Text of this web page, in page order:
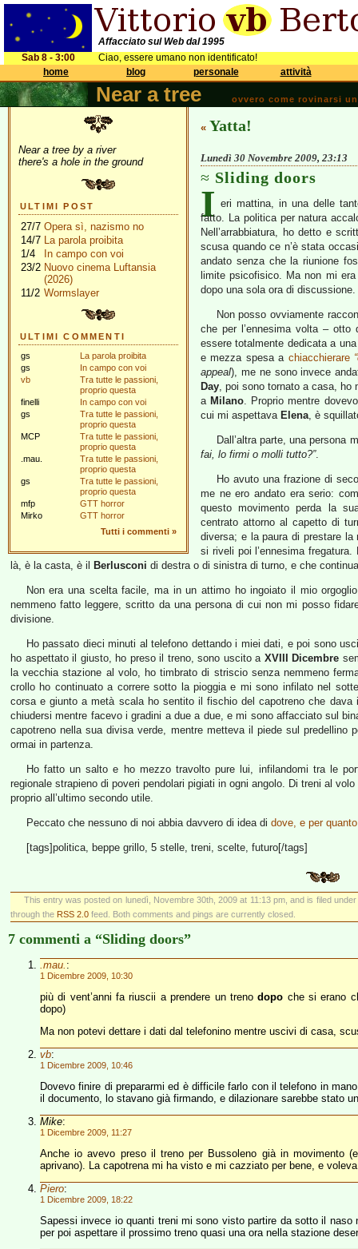
Affacciato sul Web dal 1995
Sab 8 - 3:00
Ciao, essere umano non identificato!
home
blog personale attività
Near a tree ovvero come rovinarsi
Near a tree by a river
there's a hole in the ground
ULTIMI POST
27/7 Opera sì, nazismo no
14/7 La parola proibita
1/4
In campo con voi
23/2 Nuovo cinema Luftansia
(2026)
11/2 Wormslayer
ULTIMI COMMENTI
gs
La parola proibita
gs
In campo con voi
vb
Tra tutte le passioni,
proprio questa
finelli
In campo con voi
gs
Tra tutte le passioni,
proprio questa
MCP
Tra tutte le passioni,
proprio questa
.mau.
Tra tutte le passioni,
proprio questa
gs
Tra tutte le passioni,
proprio questa
mfp
GTT horror
Mirko
GTT horror
Tutti i commenti »
« Yatta!
Lunedì 30 Novembre 2009, 23:13
Sliding doors
I eri mattina, in una delle
fatto. La politica per natura
Nell’arrabbiatura, ho detto e
scusa quando ce n’è stata
andato senza che la riunione
limite psicofisico. Ma non mi
dopo una sola ora di discussione.
Non posso ovviamente
che per l’ennesima volta –
essere totalmente dedicata a
e mezza spesa a chiacchierare
appeal), me ne sono invece
Day, poi sono tornato a casa, ho
a Milano. Proprio mentre
cui mi aspettava Elena, è
Dall’altra parte, una persona
fai, lo firmi o molli tutto?”.
Ho avuto una frazione di
me ne ero andato era serio:
questo movimento perda la
centrato attorno al capetto di
diversa; e la paura di prestare
si riveli poi l’ennesima
là, è la casta, è il
Berlusconi di destra o di sinistra di turno, e che
Non era una scelta facile, ma in un attimo ho ingoiato il mio
nemmeno fatto leggere, scritto da una persona di cui non mi posso
divisione.
Ho passato dieci minuti al telefono dettando i miei dati, e poi sono
ho aspettato il giusto, ho preso il treno, sono uscito a XVIII Dicembre
la vecchia stazione al volo, ho timbrato di striscio senza nemmeno
crollo ho continuato a correre sotto la pioggia e mi sono infilato nel
corsa e giunto a metà scala ho sentito il fischio del capotreno che
chiudersi mentre facevo i gradini a due a due, e mi sono affacciato sul
capotreno nella sua divisa verde, mentre metteva il piede sul predellino
ormai in partenza.
Ho fatto un salto e ho mezzo travolto pure lui, infilandomi tra le
regionale strapieno di poveri pendolari pigiati in ogni angolo. Di treni al
proprio all’ultimo secondo utile.
Peccato che nessuno di noi abbia davvero di idea di dove, e per
[tags]politica, beppe grillo, 5 stelle, treni, scelte, futuro[/tags]
This entry was posted on lunedì, Novembre 30th, 2009 at 11:13 pm, and is filed
through the RSS 2.0 feed. Both comments and pings are currently closed.
7 commenti a “Sliding doors”
.mau. :
1 Dicembre 2009, 10:30
più di vent’anni fa riuscii a prendere un trenodopo che si erano
dopo)
Ma non potevi dettare i dati dal telefonino mentre uscivi di casa,
vb:
1 Dicembre 2009, 10:46
Dovevo finire di prepararmi ed è difficile farlo con il telefono in
il documento, lo stavano già firmando, e dilazionare sarebbe stato
Mike:
1 Dicembre 2009, 11:27
Anche io avevo preso il treno per Bussoleno già in movimento
aprivano). La capotrena mi ha visto e mi cazziato per bene, e
Piero:
1 Dicembre 2009, 18:22
Sapessi invece io quanti treni mi sono visto partire da sotto il
per poi aspettare il prossimo treno quasi una ora nella stazione